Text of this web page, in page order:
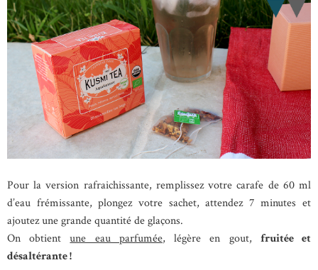
Pour la version rafraichissante, remplissez votre carafe de 60 ml
d’eau frémissante, plongez votre sachet, attendez 7 minutes et
ajoutez une grande quantité de glaçons.
On obtientune eau parfumée, légère en gout, fruitée et
désaltérante !